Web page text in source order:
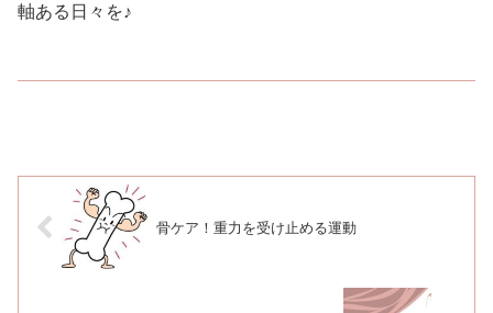
軸ある日々を♪
骨ケア！重力を受け止める運動